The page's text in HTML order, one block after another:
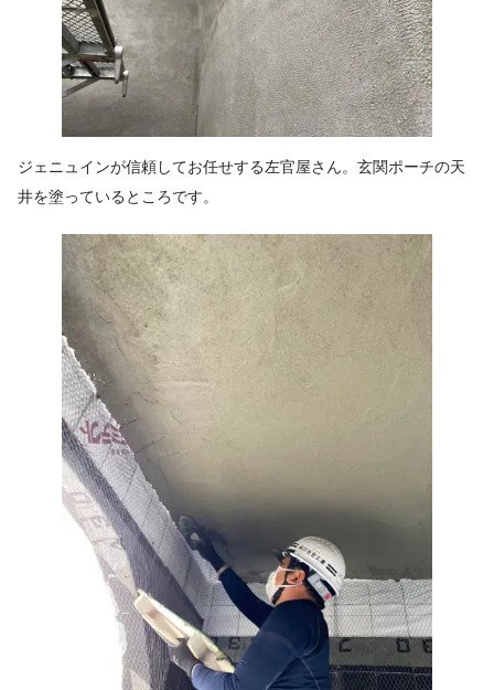
ジェニュインが信頼してお任せする左官屋さん。玄関ポーチの天
井を塗っているところです。